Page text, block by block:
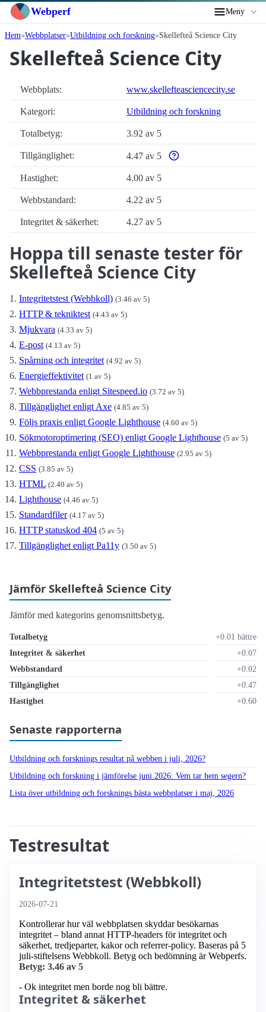
Webperf Meny
Hem Webbplatser Utbildning och forskning Skellefteå Science City
Skellefteå Science City
Webbplats: www.skellefteasciencecity.se
Kategori: Utbildning och forskning
Totalbetyg: 3.92 av 5
Tillgänglighet: 4.47 av 5
Varför enbart
Hastighet:
4.00 av 5
Webbstandard: 4.22 av 5
Integritet & säkerhet: 4.27 av 5
Hoppa till senaste tester för
Skellefteå Science City
Integritetstest (Webbkoll) (3.46 av 5)
HTTP & tekniktest (4.43 av 5)
Mjukvara (4.33 av 5)
E-post (4.13 av 5)
Spårning och integritet (4.92 av 5)
Energieffektivitet (1 av 5)
Webbprestanda enligt Sitespeed.io (3.72 av 5)
Tillgänglighet enligt Axe (4.85 av 5)
Följs praxis enligt Google Lighthouse (4.60 av 5)
Sökmotoroptimering (SEO) enligt Google Lighthouse (5 av 5)
Webbprestanda enligt Google Lighthouse (2.95 av 5)
CSS (3.85 av 5)
HTML (2.40 av 5)
Lighthouse (4.46 av 5)
Standardfiler (4.17 av 5)
HTTP statuskod 404 (5 av 5)
Tillgänglighet enligt Pa11y (3.50 av 5)
Jämför Skellefteå Science City
Jämför med kategorins genomsnittsbetyg.
Totalbetyg
+0.01 bättre
Integritet & säkerhet
+0.07
Webbstandard
+0.02
Tillgänglighet
+0.47
Hastighet
+0.60
Senaste rapporterna
Utbildning och forsknings resultat på webben i juli, 2026?
Utbildning och forskning i jämförelse juni 2026: Vem tar hem segern?
Lista över utbildning och forsknings bästa webbplatser i maj, 2026
Testresultat
Integritetstest (Webbkoll)
2026-07-21
Kontrollerar hur väl webbplatsen skyddar besökarnas
integritet – bland annat HTTP-headers för integritet och
säkerhet, tredjeparter, kakor och referrer-policy. Baseras på 5
juli-stiftelsens Webbkoll. Betyg och bedömning är Webperfs.
Betyg: 3.46 av 5
- Ok integritet men borde nog bli bättre.
Integritet & säkerhet